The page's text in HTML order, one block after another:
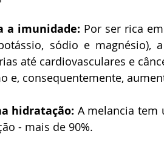
a imunidade: Por ser rica
sódio e magnésio),
até cardiovasculares e
e, consequentemente,
hidratação: A melancia tem
- mais de 90%.